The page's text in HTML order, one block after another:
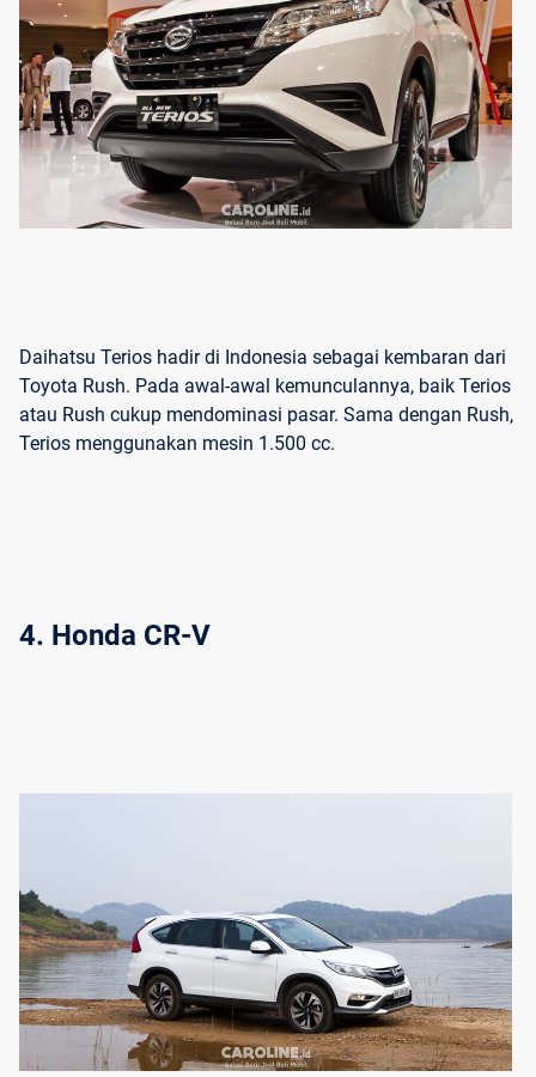
Daihatsu Terios hadir di Indonesia sebagai kembaran dari
Toyota Rush. Pada awal-awal kemunculannya, baik Terios
atau Rush cukup mendominasi pasar. Sama dengan Rush,
Terios menggunakan mesin 1.500 cc.
4. Honda CR-V